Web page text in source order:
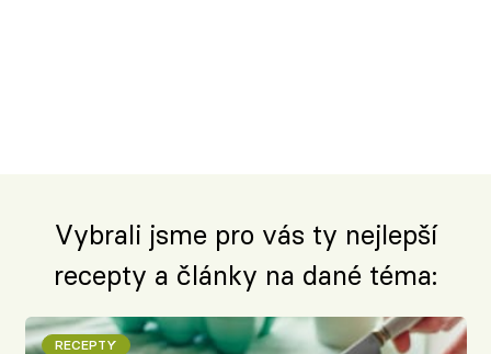
Vybrali jsme pro vás ty nejlepší
recepty a články na dané téma:
RECEPTY